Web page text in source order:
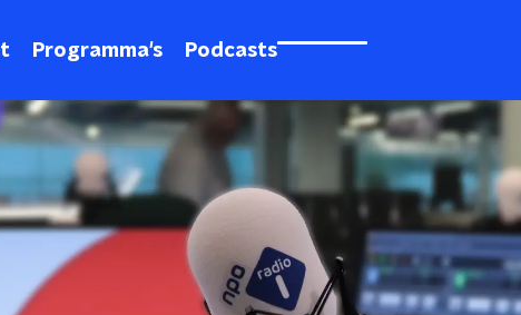
Programma's Podcasts